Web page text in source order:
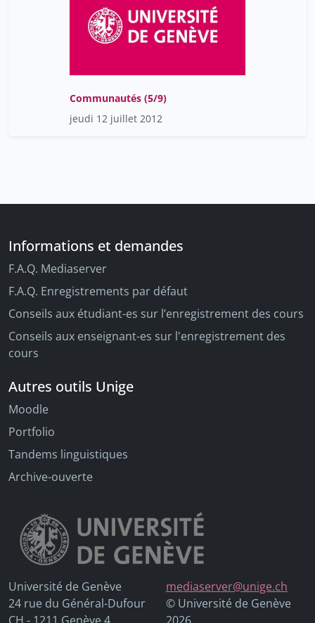
Communautés (5/9)
jeudi 12 juillet 2012
Informations et demandes
F.A.Q. Mediaserver
F.A.Q. Enregistrements par défaut
Conseils aux étudiant-es sur l’enregistrement des cours
Conseils aux enseignant-es sur l'enregistrement des
cours
Autres outils Unige
Moodle
Portfolio
Tandems linguistiques
Archive-ouverte
Université de Genève
24 rue du Général-Dufour
mediaserver@unige.ch
© Université de Genève